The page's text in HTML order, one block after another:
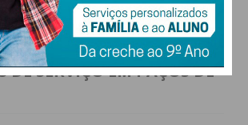
DE SERVIÇO EM PAÇOS DE